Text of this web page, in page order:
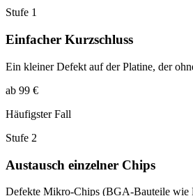
Stufe 1
Einfacher Kurzschluss
Ein kleiner Defekt auf der Platine, der
ab 99 €
Häufigster Fall
Stufe 2
Austausch einzelner Chips
Defekte Mikro-Chips (BGA-Bauteile wie